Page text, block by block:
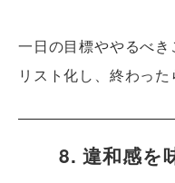
一日の目標ややるべき
リスト化し、終わった
8. 違和感を